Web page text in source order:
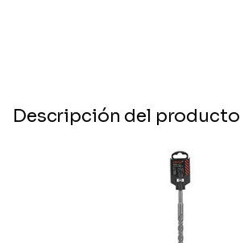
Descripción del producto